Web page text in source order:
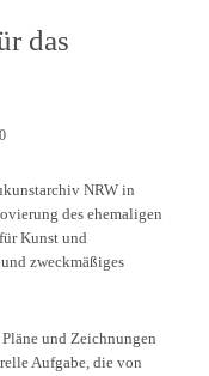
das
NRW in
des ehemaligen
Kunst und
zweckmäßiges
und Zeichnungen
Aufgabe, die von